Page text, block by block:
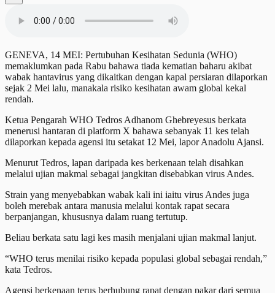
GENEVA, 14 MEI: Pertubuhan Kesihatan Sedunia (WHO)
memaklumkan pada Rabu bahawa tiada kematian baharu akibat
wabak hantavirus yang dikaitkan dengan kapal persiaran dilaporkan
sejak 2 Mei lalu, manakala risiko kesihatan awam global kekal
rendah.
Ketua Pengarah WHO Tedros Adhanom Ghebreyesus berkata
menerusi hantaran di platform X bahawa sebanyak 11 kes telah
dilaporkan kepada agensi itu setakat 12 Mei, lapor Anadolu Ajansi.
Menurut Tedros, lapan daripada kes berkenaan telah disahkan
melalui ujian makmal sebagai jangkitan disebabkan virus Andes.
Strain yang menyebabkan wabak kali ini iaitu virus Andes juga
boleh merebak antara manusia melalui kontak rapat secara
berpanjangan, khususnya dalam ruang tertutup.
Beliau berkata satu lagi kes masih menjalani ujian makmal lanjut.
“WHO terus menilai risiko kepada populasi global sebagai rendah,”
kata Tedros.
Agensi berkenaan terus berhubung rapat dengan pakar dari semua